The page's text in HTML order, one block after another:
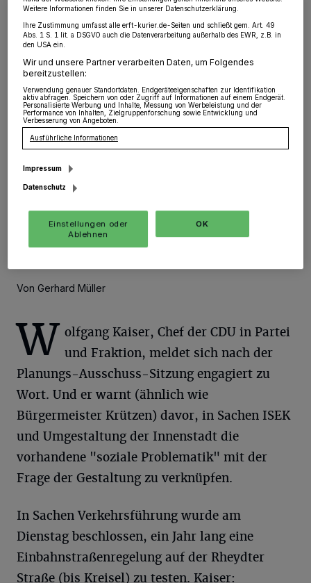
einsparen“
Grevenbroich
qualifizierten Streetworker im Bahnhofsviertel
einsetzen, der vor Ort ist. Leicht würde man doch eine
Stelle im Rathaus finden, die man einsparen könnte, um
den Streetworker zu bezahlen."
22.09.2017 , 10:06 Uhr
Von Gerhard Müller
W olfgang Kaiser, Chef der CDU in Partei
und Fraktion, meldet sich nach der
Planungs-Ausschuss-Sitzung engagiert zu
Wort. Und er warnt (ähnlich wie
Bürgermeister Krützen) davor, in Sachen ISEK
und Umgestaltung der Innenstadt die
vorhandene "soziale Problematik" mit der
Frage der Gestaltung zu verknüpfen.
In Sachen Verkehrsführung wurde am
Dienstag beschlossen, ein Jahr lang eine
Einbahnstraßenregelung auf der Rheydter
Straße (bis Kreisel) zu testen. Kaiser:
Weitere Informationen finden Sie in unserer Datenschutzerklärung.
Ihre Zustimmung umfasst alle erft-kurier.de-Seiten und schließt gem. Art. 49
Abs. 1 S. 1 lit. a DSGVO auch die Datenverarbeitung außerhalb des EWR, z.B. in
den USA ein.
Wir und unsere Partner verarbeiten Daten, um Folgendes
bereitzustellen:
Verwendung genauer Standortdaten. Endgeräteeigenschaften zur Identifikation
aktiv abfragen. Speichern von oder Zugriff auf Informationen auf einem Endgerät.
Personalisierte Werbung und Inhalte, Messung von Werbeleistung und der
Performance von Inhalten, Zielgruppenforschung sowie Entwicklung und
Verbesserung von Angeboten.
Ausführliche Informationen
Impressum
Datenschutz
Einstellungen oder
Ablehnen
OK